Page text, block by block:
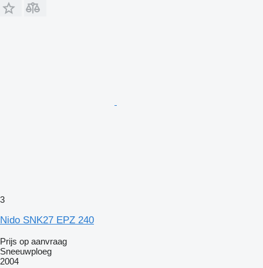
3
Nido SNK27 EPZ 240
Prijs op aanvraag
Sneeuwploeg
2004